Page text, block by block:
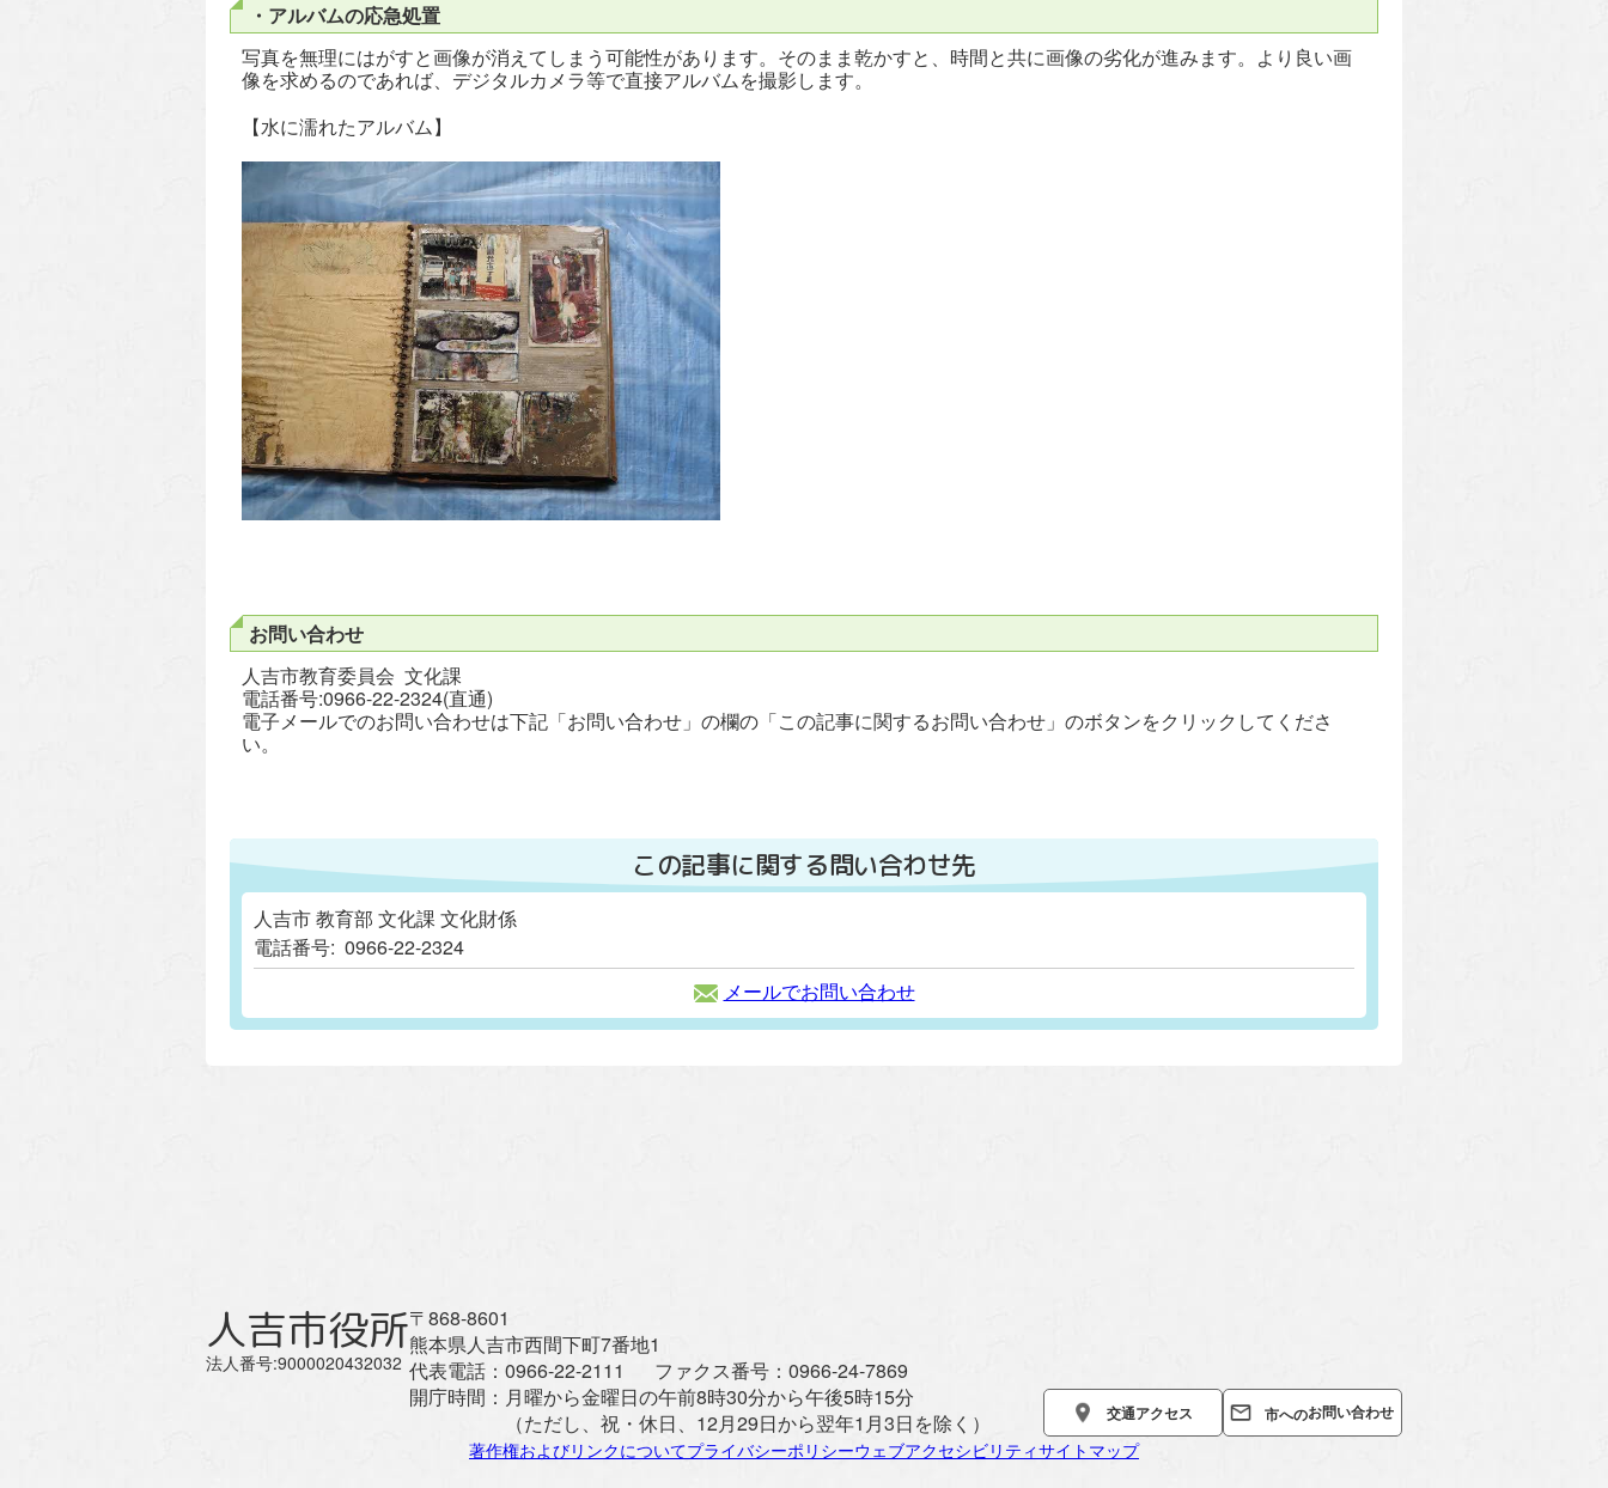
・アルバムの応急処置
写真を無理にはがすと画像が消えてしまう可能性があります。そのまま乾かすと、時間と共に画像の劣化が進みます。より良い画
像を求めるのであれば、デジタルカメラ等で直接アルバムを撮影します。
【水に濡れたアルバム】
お問い合わせ
人吉市教育委員会 文化課
電話番号:0966-22-2324(直通)
電子メールでのお問い合わせは下記「お問い合わせ」の欄の「この記事に関するお問い合わせ」のボタンをクリックしてくださ
い。
この記事に関する問い合わせ先
人吉市 教育部 文化課 文化財係
電話番号: 0966-22-2324
メールでお問い合わせ
人吉市役所
法人番号:9000020432032
〒868-8601
熊本県人吉市西間下町7番地1
代表電話： 0966-22-2111 ファクス番号： 0966-24-7869
開庁時間： 月曜から金曜日の午前8時30分から午後5時15分
（ただし、祝・休日、12月29日から翌年1月3日を除く）
交通アクセス 市へのお問い合わせ
著作権およびリンクについてプライバシーポリシーウェブアクセシビリティサイトマップ